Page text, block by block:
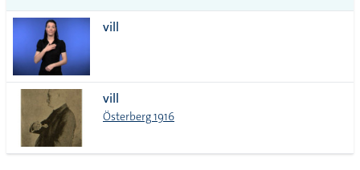
alla i
vill
vill
Österberg 1916